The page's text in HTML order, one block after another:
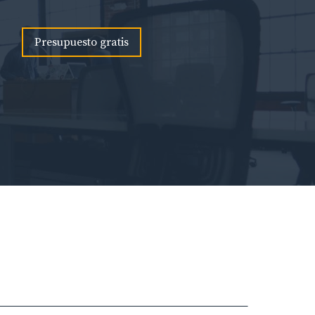
Presupuesto gratis